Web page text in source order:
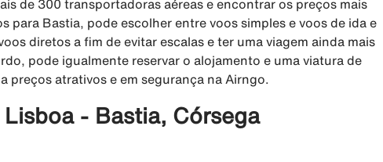
de 300 transportadoras aéreas e encontrar os preços mais
para Bastia, pode escolher entre voos simples e voos de ida e
diretos a fim de evitar escalas e ter uma viagem ainda mais
pode igualmente reservar o alojamento e uma viatura de
preços atrativos e em segurança na Airngo.
- Bastia, Córsega